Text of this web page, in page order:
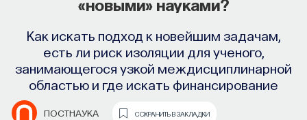
Как искать подход к новейшим задачам,
есть ли риск изоляции для ученого,
занимающегося узкой междисциплинарной
областью и где искать финансирование
ПОСТНАУКА СОХРАНИТЬ В ЗАКЛАДКИ
внимание, воля связаны с передачей
ВЯЧЕСЛАВ ДУБЫНИН СОХРАНИТЬ В ЗАКЛАДКИ
TV
Старение, долголетие